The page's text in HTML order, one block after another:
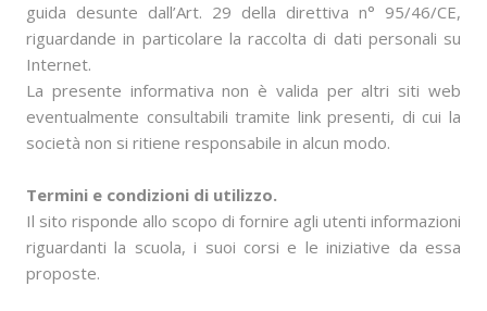
guida desunte dall’Art. 29 della direttiva n° 95/46/CE,
riguardande in particolare la raccolta di dati personali su
Internet.
La presente informativa non è valida per altri siti web
eventualmente consultabili tramite link presenti, di cui la
società non si ritiene responsabile in alcun modo.
Termini e condizioni di utilizzo.
Il sito risponde allo scopo di fornire agli utenti informazioni
riguardanti la scuola, i suoi corsi e le iniziative da essa
proposte.